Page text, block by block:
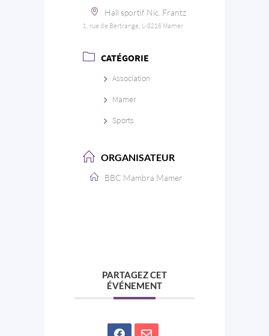
Hall sportif Nic. Frantz
1, rue de Bertrange, L-8216 Mamer
CATÉGORIE
Association
Mamer
Sports
ORGANISATEUR
BBC Mambra Mamer
PARTAGEZ CET
ÉVÉNEMENT